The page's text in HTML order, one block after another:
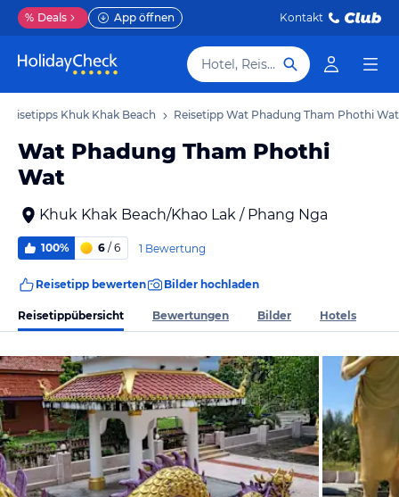
% Deals App öffnen Kontakt
Hotel, Reiseziel
Reisetipps Khuk Khak Beach Reisetipp Wat Phadung Tham Phothi Wat
Wat Phadung Tham Phothi
Wat
Khuk Khak Beach/Khao Lak / Phang Nga
100% 6 / 6 1 Bewertung
Reisetipp bewerten Bilder hochladen
Reisetippübersicht Bewertungen Bilder Hotels